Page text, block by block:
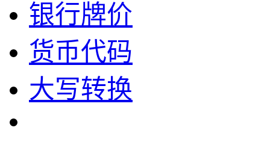
银行牌价
货币代码
大写转换